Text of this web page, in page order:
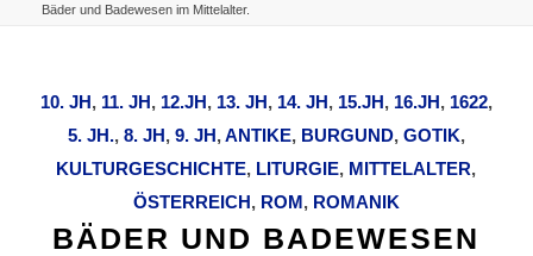
Bäder und Badewesen im Mittelalter.
10. JH, 11. JH, 12.JH, 13. JH, 14. JH, 15.JH, 16.JH, 1622,
5. JH., 8. JH, 9. JH,ANTIKE, BURGUND, GOTIK,
KULTURGESCHICHTE, LITURGIE, MITTELALTER,
ÖSTERREICH, ROM, ROMANIK
BÄDER UND BADEWESEN